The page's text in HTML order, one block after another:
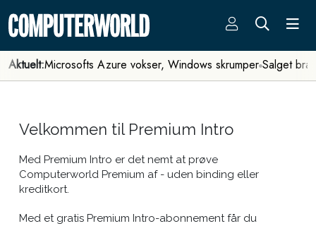
Aktuelt:Microsofts Azure vokser, Windows skrumper Salget
Velkommen til Premium Intro
Med Premium Intro er det nemt at prøve
Computerworld Premium af - uden binding eller
kreditkort.
Med et gratis Premium Intro-abonnement får du